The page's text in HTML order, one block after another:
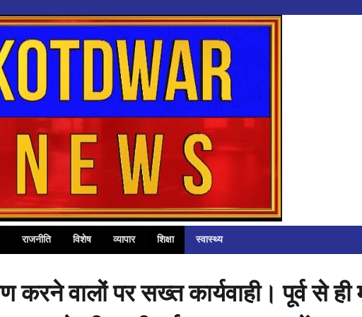
राजनीति विशेष व्यापार शिक्षा स्वास्थ्य
करने वालों पर सख्त कार्यवाही। पूर्व से ही